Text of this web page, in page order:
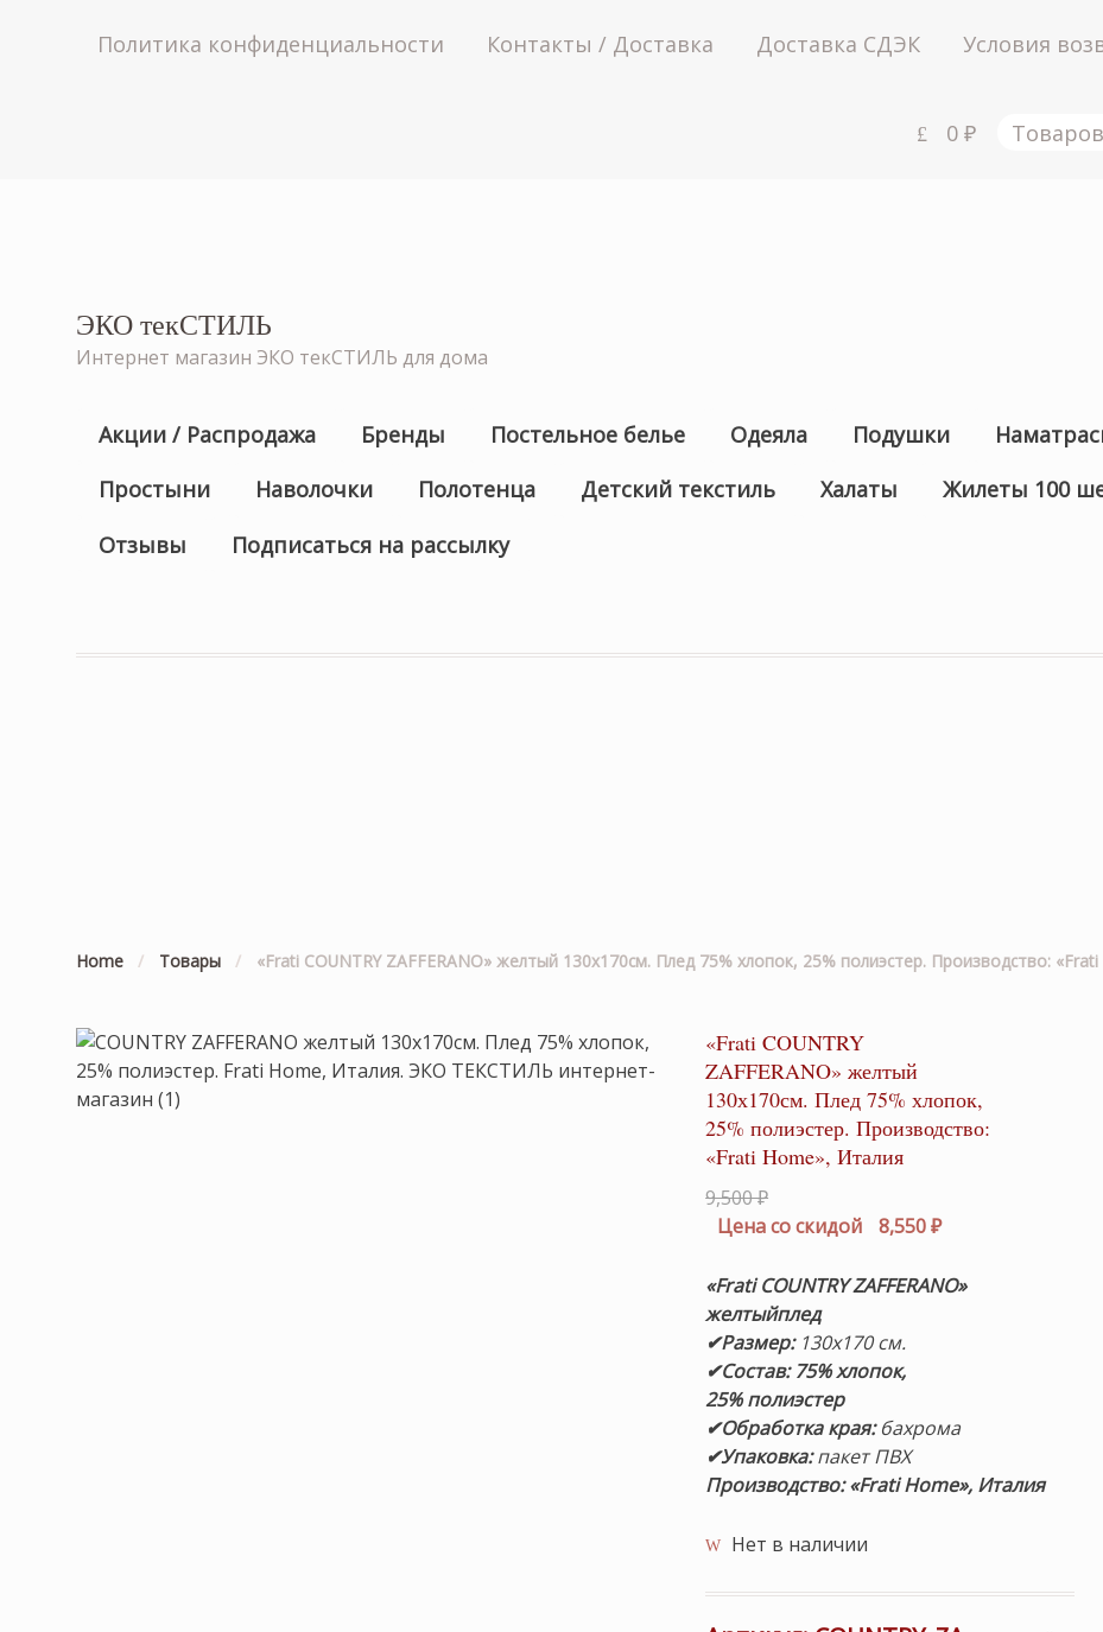
Политика конфиденциальности Контакты / Доставка Доставка СДЭК Условия
0₽
ЭКО текСТИЛЬ
Интернет магазин ЭКО текСТИЛЬ для дома
Акции / Распродажа Бренды Постельное белье Одеяла Подушки
Простыни
Наволочки Полотенца Детский текстиль Халаты Жилеты 100
Отзывы
Подписаться на рассылку
Home / Товары / «Frati COUNTRY ZAFFERANO» желтый 130х170см. Плед 75% хлопок, 25% полиэстер. Производство:
«Frati COUNTRY
ZAFFERANO» желтый
130х170см. Плед 75% хлопок,
25% полиэстер. Производство:
«Frati Home», Италия
9,500₽Первоначальная
цена
9,500 ₽.
Цена со скидой 8,550₽Текущая
8,550 ₽.
«Frati COUNTRY ZAFFERANO»
желтыйплед
✔Размер:130х170 см.
✔Состав: 75% хлопок,
25% полиэстер
✔Обработка края:бахрома
✔Упаковка:пакет ПВХ
Производство: «Frati Home», Италия
Нет в наличии